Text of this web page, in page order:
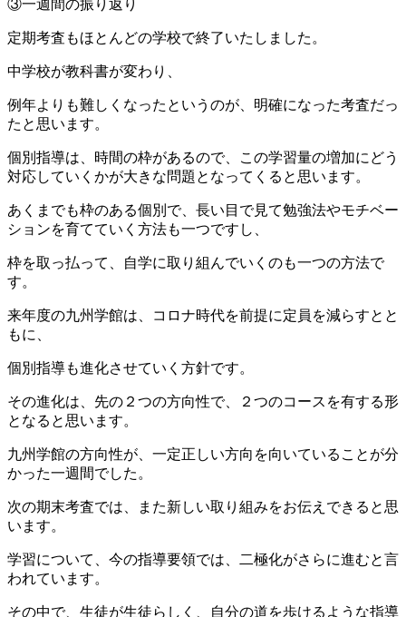
③一週間の振り返り
定期考査もほとんどの学校で終了いたしました。
中学校が教科書が変わり、
例年よりも難しくなったというのが、明確になった考査だっ
たと思います。
個別指導は、時間の枠があるので、この学習量の増加にどう
対応していくかが大きな問題となってくると思います。
あくまでも枠のある個別で、長い目で見て勉強法やモチベー
ションを育てていく方法も一つですし、
枠を取っ払って、自学に取り組んでいくのも一つの方法で
す。
来年度の九州学館は、コロナ時代を前提に定員を減らすとと
もに、
個別指導も進化させていく方針です。
その進化は、先の２つの方向性で、２つのコースを有する形
となると思います。
九州学館の方向性が、一定正しい方向を向いていることが分
かった一週間でした。
次の期末考査では、また新しい取り組みをお伝えできると思
います。
学習について、今の指導要領では、二極化がさらに進むと言
われています。
その中で、生徒が生徒らしく、自分の道を歩けるような指導